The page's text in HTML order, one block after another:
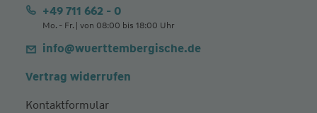
+49 711 662 - 0
Mo. - Fr. | von 08:00 bis 18:00 Uhr
info@wuerttembergische.de
Vertrag widerrufen
Kontaktformular